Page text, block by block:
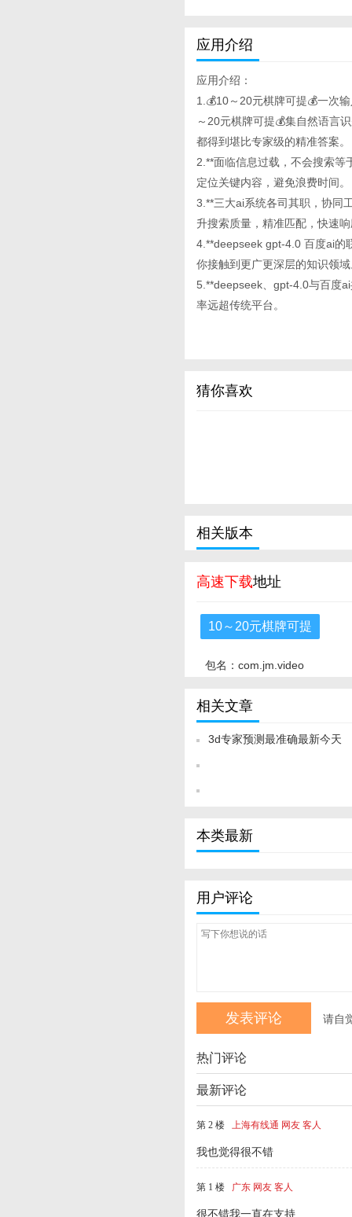
应用介绍
应用介绍：
1.💰10～20元棋牌可提💰一次
～20元棋牌可提💰集自然语言
都得到堪比专家级的精准答案。
2.**面临信息过载，不会搜索
定位关键内容，避免浪费时间。
3.**三大ai系统各司其职，协同
升搜索质量，精准匹配，快速
4.**deepseek gpt-4.0 百度ai的
你接触到更广更深层的知识领
5.**deepseek、gpt-4.0与百度
率远超传统平台。
猜你喜欢
相关版本
高速下载地址
10～20元棋牌可提
包名：com.jm.video
相关文章
3d专家预测最准确最新今天
本类最新
用户评论
请自
热门评论
最新评论
第 2 楼 上海有线通 网友 客人
我也觉得很不错
第 1 楼 广东 网友 客人
很不错我一直在支持